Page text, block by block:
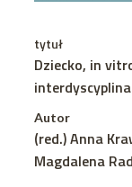
tytuł
Dziecko, in
Autor
(red.) Anna
Magdalena